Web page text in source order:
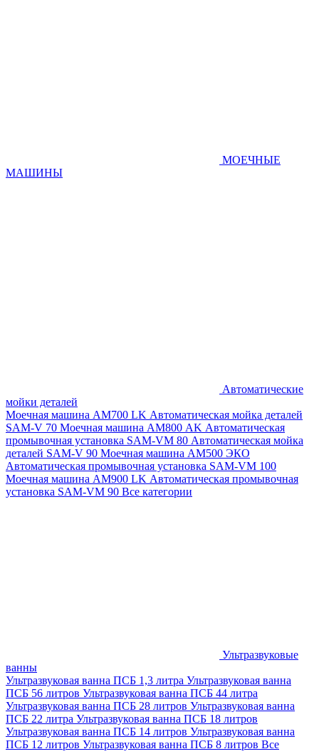
МОЕЧНЫЕ
МАШИНЫ
Автоматические
мойки деталей
Моечная машина AM700 LK Автоматическая мойка деталей
SAM-V 70 Моечная машина АМ800 AK Автоматическая
промывочная установка SAM-VM 80 Автоматическая мойка
деталей SAM-V 90 Моечная машина АМ500 ЭКО
Автоматическая промывочная установка SAM-VM 100
Моечная машина AM900 LK Автоматическая промывочная
установка SAM-VM 90 Все категории
Ультразвуковые
ванны
Ультразвуковая ванна ПСБ 1,3 литра Ультразвуковая ванна
ПСБ 56 литров Ультразвуковая ванна ПСБ 44 литра
Ультразвуковая ванна ПСБ 28 литров Ультразвуковая ванна
ПСБ 22 литра Ультразвуковая ванна ПСБ 18 литров
Ультразвуковая ванна ПСБ 14 литров Ультразвуковая ванна
ПСБ 12 литров Ультразвуковая ванна ПСБ 8 литров Все